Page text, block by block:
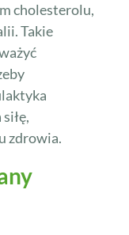
cholesterolu,
Takie
zdrowia.